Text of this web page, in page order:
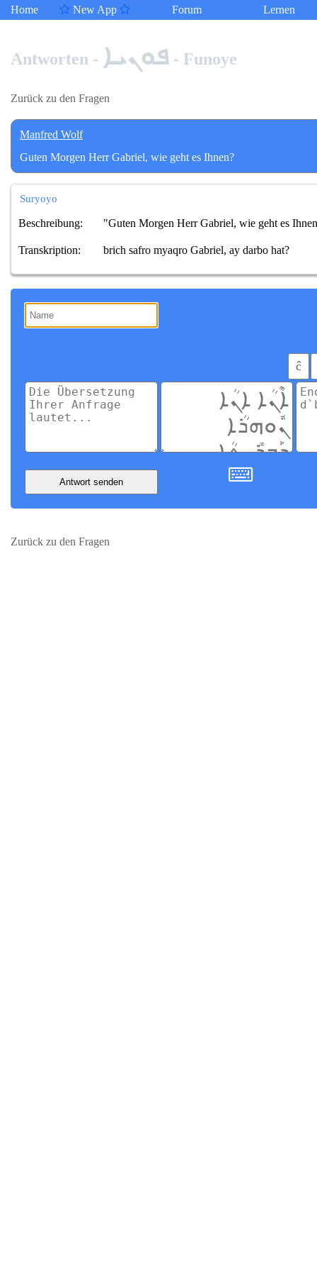
Home New App Forum Lernen
Antworten - ܦܘܢܝܐ - Funoye
Zurück zu den Fragen
Manfred Wolf
Guten Morgen Herr Gabriel, wie geht es Ihnen?
Suryoyo
Beschreibung: "Guten Morgen Herr Gabriel, wie geht es
Transkription: brich safro myaqro Gabriel, ay darbo hat?
ĉ
Antwort senden
Zurück zu den Fragen